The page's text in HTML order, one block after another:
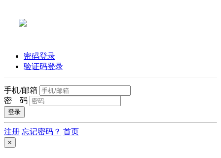
密码登录
验证码登录
手机/邮箱
密 码
注册 忘记密码？ 首页
×